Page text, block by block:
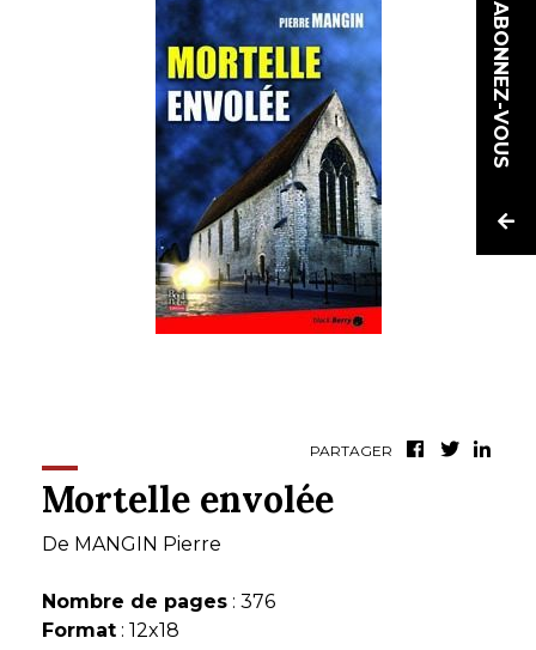
ABONNEZ-VOUS
Mortelle envolée
De MANGIN Pierre
Nombre de pages : 376
Format : 12x18
PARTAGER